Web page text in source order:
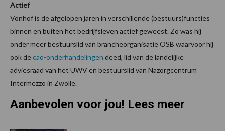
Actief
Vonhof is de afgelopen jaren in verschillende (bestuurs)functies
binnen en buiten het bedrijfsleven actief geweest. Zo was hij
onder meer bestuurslid van brancheorganisatie OSB waarvoor hij
ook decao-onderhandelingen deed, lid van de landelijke
adviesraad van het UWV en bestuurslid van Nazorgcentrum
Intermezzo in Zwolle.
Aanbevolen voor jou! Lees meer